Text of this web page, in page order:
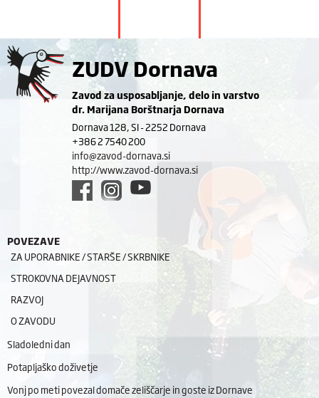
ZUDV Dornava
Zavod za usposabljanje, delo in varstvo
dr. Marijana Borštnarja Dornava
Dornava 128, SI - 2252 Dornava
+386 2 7540 200
info@zavod-dornava.si
http://www.zavod-dornava.si
POVEZAVE
ZA UPORABNIKE / STARŠE / SKRBNIKE
STROKOVNA DEJAVNOST
RAZVOJ
O ZAVODU
Sladoledni dan
Potapljaško doživetje
Vonj po meti povezal domače zeliščarje in goste iz Dornave